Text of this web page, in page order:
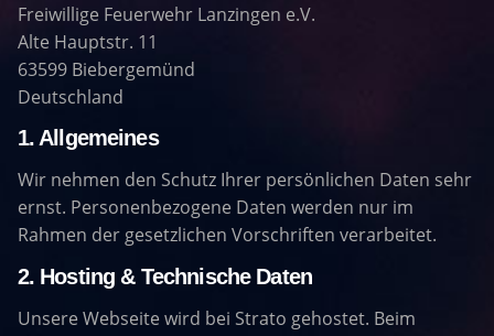
Freiwillige Feuerwehr Lanzingen e.V.
Alte Hauptstr. 11
63599 Biebergemünd
Deutschland
1. Allgemeines
Wir nehmen den Schutz Ihrer persönlichen Daten sehr
ernst. Personenbezogene Daten werden nur im
Rahmen der gesetzlichen Vorschriften verarbeitet.
2. Hosting & Technische Daten
Unsere Webseite wird bei Strato gehostet. Beim